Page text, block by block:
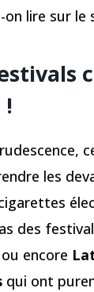
on lire sur le
les
des
ou encore
qui ont